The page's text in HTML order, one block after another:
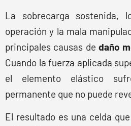
La sobrecarga sostenida,
operación y la mala
principales causas de daño
Cuando la fuerza aplicada
el elemento elástico
permanente que no puede
El resultado es una celda